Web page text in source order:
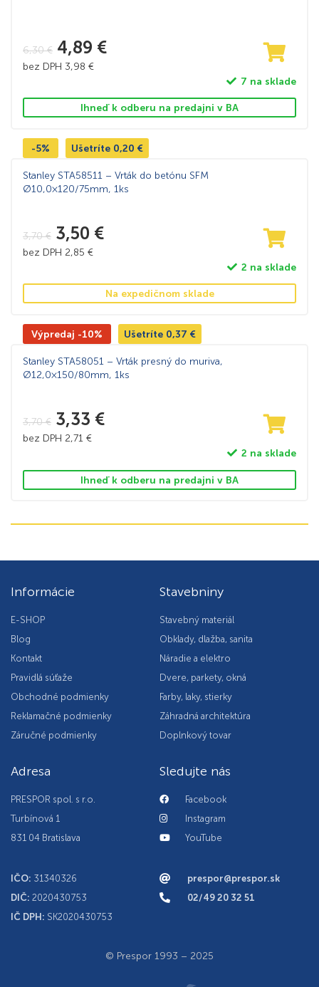
6,30€ 4,89 €
bez DPH 3,98 €
7 na sklade
Ihneď k odberu na predajni v BA
-5% Ušetríte 0,20 €
Stanley STA58511 – Vrták do betónu SFM
Ø10,0×120/75mm, 1ks
3,70€ 3,50 €
bez DPH 2,85 €
2 na sklade
Na expedičnom sklade
Výpredaj -10% Ušetríte 0,37 €
Stanley STA58051 – Vrták presný do muriva,
Ø12,0×150/80mm, 1ks
3,70€ 3,33 €
bez DPH 2,71 €
2 na sklade
Ihneď k odberu na predajni v BA
Informácie
E-SHOP
Blog
Kontakt
Pravidlá súťaže
Obchodné podmienky
Reklamačné podmienky
Záručné podmienky
Stavebniny
Stavebný materiál
Obklady, dlažba, sanita
Náradie a elektro
Dvere, parkety, okná
Farby, laky, stierky
Záhradná architektúra
Doplnkový tovar
Adresa
PRESPOR spol. s r.o.
Turbínová 1
831 04 Bratislava
IČO: 31340326
DIČ: 2020430753
IČ DPH: SK2020430753
Sledujte nás
Facebook
Instagram
YouTube
prespor@prespor.sk
02/49 20 32 51
© Prespor 1993 – 2025